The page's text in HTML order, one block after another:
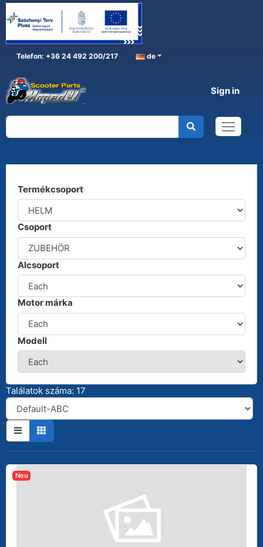
Telefon: +36 24 492 200/217 de
Sign in
HELM
Termékcsoport
Csoport
Alcsoport
Motor márka
Modell
Találatok száma: 17
Neu